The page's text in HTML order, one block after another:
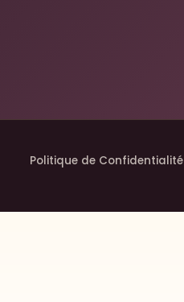
Politique de Confidentialité